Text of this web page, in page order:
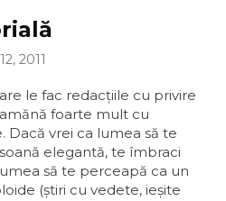
2011
le fac redacţiile cu privire
foarte mult cu
Dacă vrei ca lumea să te
elegantă, te îmbraci
să te perceapă ca un
(ştiri cu vedete, ieşite